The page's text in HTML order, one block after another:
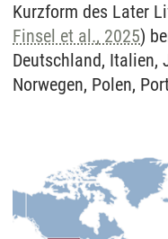
Kurzform des Later
Finsel et al., 2025)
Deutschland, Italien,
Norwegen, Polen,